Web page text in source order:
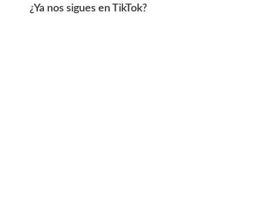
¿Ya nos sigues en TikTok?